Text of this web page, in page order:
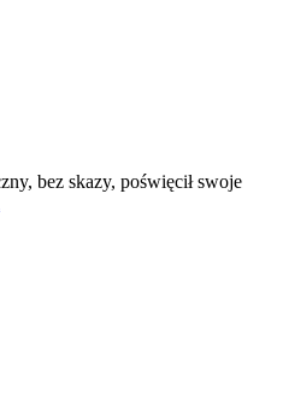
bez skazy, poświęcił swoje